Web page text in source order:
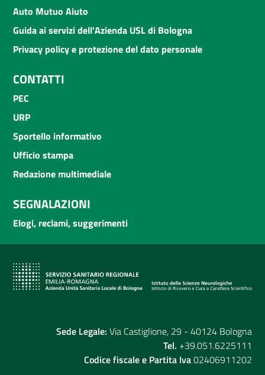
Auto Mutuo Aiuto
Guida ai servizi dell'Azienda USL di Bologna
Privacy policy e protezione del dato personale
CONTATTI
PEC
URP
Sportello informativo
Ufficio stampa
Redazione multimediale
SEGNALAZIONI
Elogi, reclami, suggerimenti
Sede Legale: Via Castiglione, 29 - 40124 Bologna
Tel. +39.051.6225111
Codice fiscale e Partita Iva02406911202